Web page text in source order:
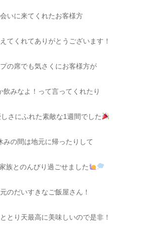
会いに来てくれたお客様方
てくれてありがとうございます！
の席でも気さくにお客様方が
飲みなよ！って言ってくれたり
しさにふれた素敵な1週間でした
みの間は地元に帰ったりして
族とのんびり過ごせました
のだいすきなご飯屋さん！
とり天最高に美味しいので是非！